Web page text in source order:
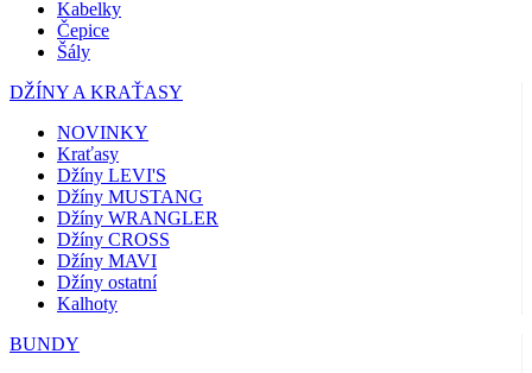
Kabelky
Čepice
Šály
DŽÍNY A KRAŤASY
NOVINKY
Kraťasy
Džíny LEVI'S
Džíny MUSTANG
Džíny WRANGLER
Džíny CROSS
Džíny MAVI
Džíny ostatní
Kalhoty
BUNDY